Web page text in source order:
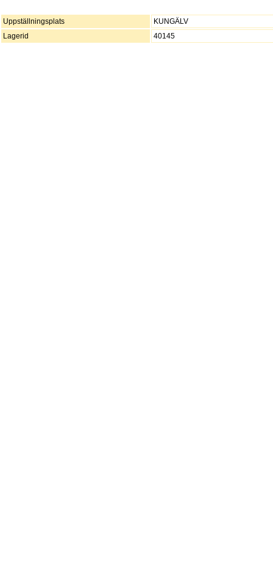
Uppställningsplats
KUNGÄLV
Lagerid
40145